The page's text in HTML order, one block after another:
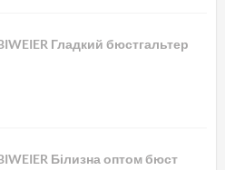
Гладкий бюстгальтер
Білизна оптом бюст